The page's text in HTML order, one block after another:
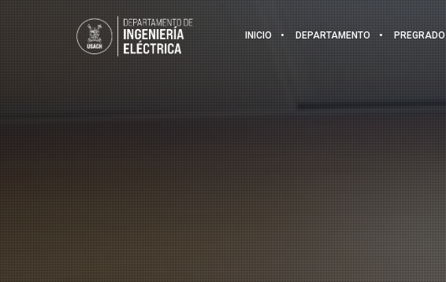
INICIO DEPARTAMENTO PREGRADO